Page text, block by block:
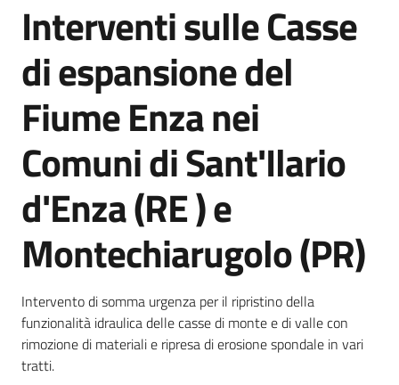
Natura
2000
Foreste
Consultazione
Interventi sulle Casse
di espansione del
Fiume Enza nei
Comuni di Sant'Ilario
d'Enza (RE ) e
Montechiarugolo (PR)
Intervento di somma urgenza per il ripristino della
funzionalità idraulica delle casse di monte e di valle con
rimozione di materiali e ripresa di erosione spondale in vari
tratti.